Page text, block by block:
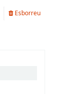
Esborreu